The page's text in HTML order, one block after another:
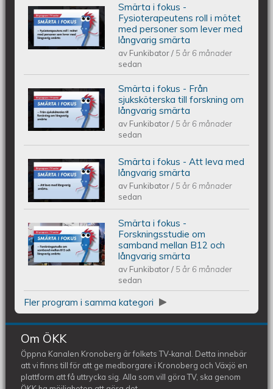
Smärta i fokus - Fysioterapeutens roll
i mötet med personer som lever med
långvarig smärta
Smärta i fokus -
Fysioterapeutens roll i mötet
med personer som lever med
långvarig smärta
av Funkibator/ 5 år 6 månader
sedan
Smärta i fokus - Från sjuksköterska
till forskning om långvarig smärta
Smärta i fokus - Från
sjuksköterska till forskning om
långvarig smärta
av Funkibator/ 5 år 6 månader
sedan
Smärta i fokus - Att leva med
långvarig smärta
Smärta i fokus - Att leva med
långvarig smärta
av Funkibator/ 5 år 6 månader
sedan
Smärta i fokus - Forskningsstudie om
samband mellan B12 och långvarig
smärta
Smärta i fokus -
Forskningsstudie om
samband mellan B12 och
långvarig smärta
av Funkibator/ 5 år 6 månader
sedan
Fler program i samma kategori
Om ÖKK
Öppna Kanalen Kronoberg är folkets TV-kanal. Detta innebär
att vi finns till för att ge medborgare i Kronoberg och Växjö en
plattform att få uttrycka sig. Alla som vill göra TV, ska genom